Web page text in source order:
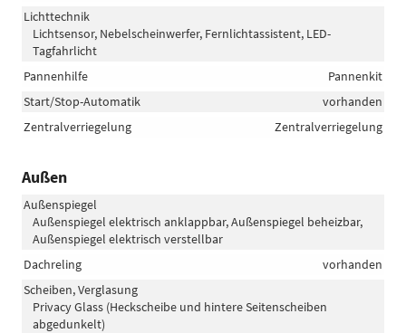
Lichttechnik
Lichtsensor, Nebelscheinwerfer, Fernlichtassistent, LED-
Tagfahrlicht
Pannenhilfe
Pannenkit
Start/Stop-Automatik
vorhanden
Zentralverriegelung
Zentralverriegelung
Außen
Außenspiegel
Außenspiegel elektrisch anklappbar, Außenspiegel beheizbar,
Außenspiegel elektrisch verstellbar
Dachreling
vorhanden
Scheiben, Verglasung
Privacy Glass (Heckscheibe und hintere Seitenscheiben
abgedunkelt)